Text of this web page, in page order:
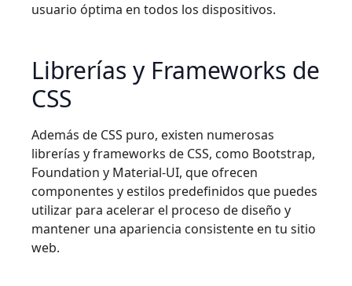
usuario óptima en todos los dispositivos.
Librerías y Frameworks de
CSS
Además de CSS puro, existen numerosas
librerías y frameworks de CSS, como Bootstrap,
Foundation y Material-UI, que ofrecen
componentes y estilos predefinidos que puedes
utilizar para acelerar el proceso de diseño y
mantener una apariencia consistente en tu sitio
web.